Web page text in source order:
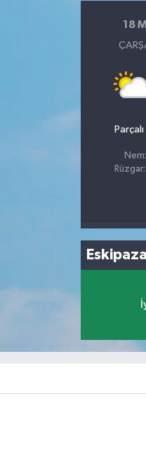
18